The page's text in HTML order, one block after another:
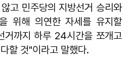
고 민주당의 지방선거 승리와
위해 의연한 자세를 유지할
거까지 하루 24시간을 쪼개고
할 것"이라고 말했다.